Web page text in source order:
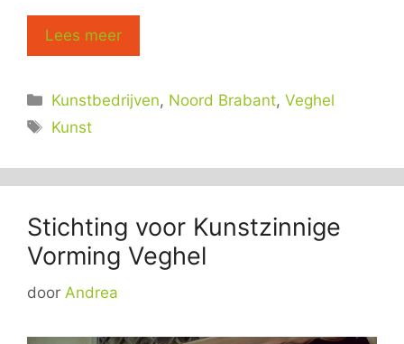
Lees meer
Categorieën
Kunstbedrijven, Noord Brabant,Veghel
Tags
Kunst
Stichting voor Kunstzinnige
Vorming Veghel
door Andrea